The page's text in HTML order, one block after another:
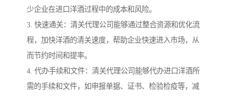
少企业在进口洋酒过程中的成本和风险。
3. 快速通关：清关代理公司能够通过整合资源和优化流
程，加快洋酒的清关速度，帮助企业快速进入市场，从
而节约时间和提率。
4. 代办手续和文件：清关代理公司能够代办进口洋酒所
需的手续和文件，如申报单据、证书、检验检疫等，减